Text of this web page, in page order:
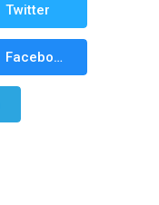
Twitter
Facebook Messenger